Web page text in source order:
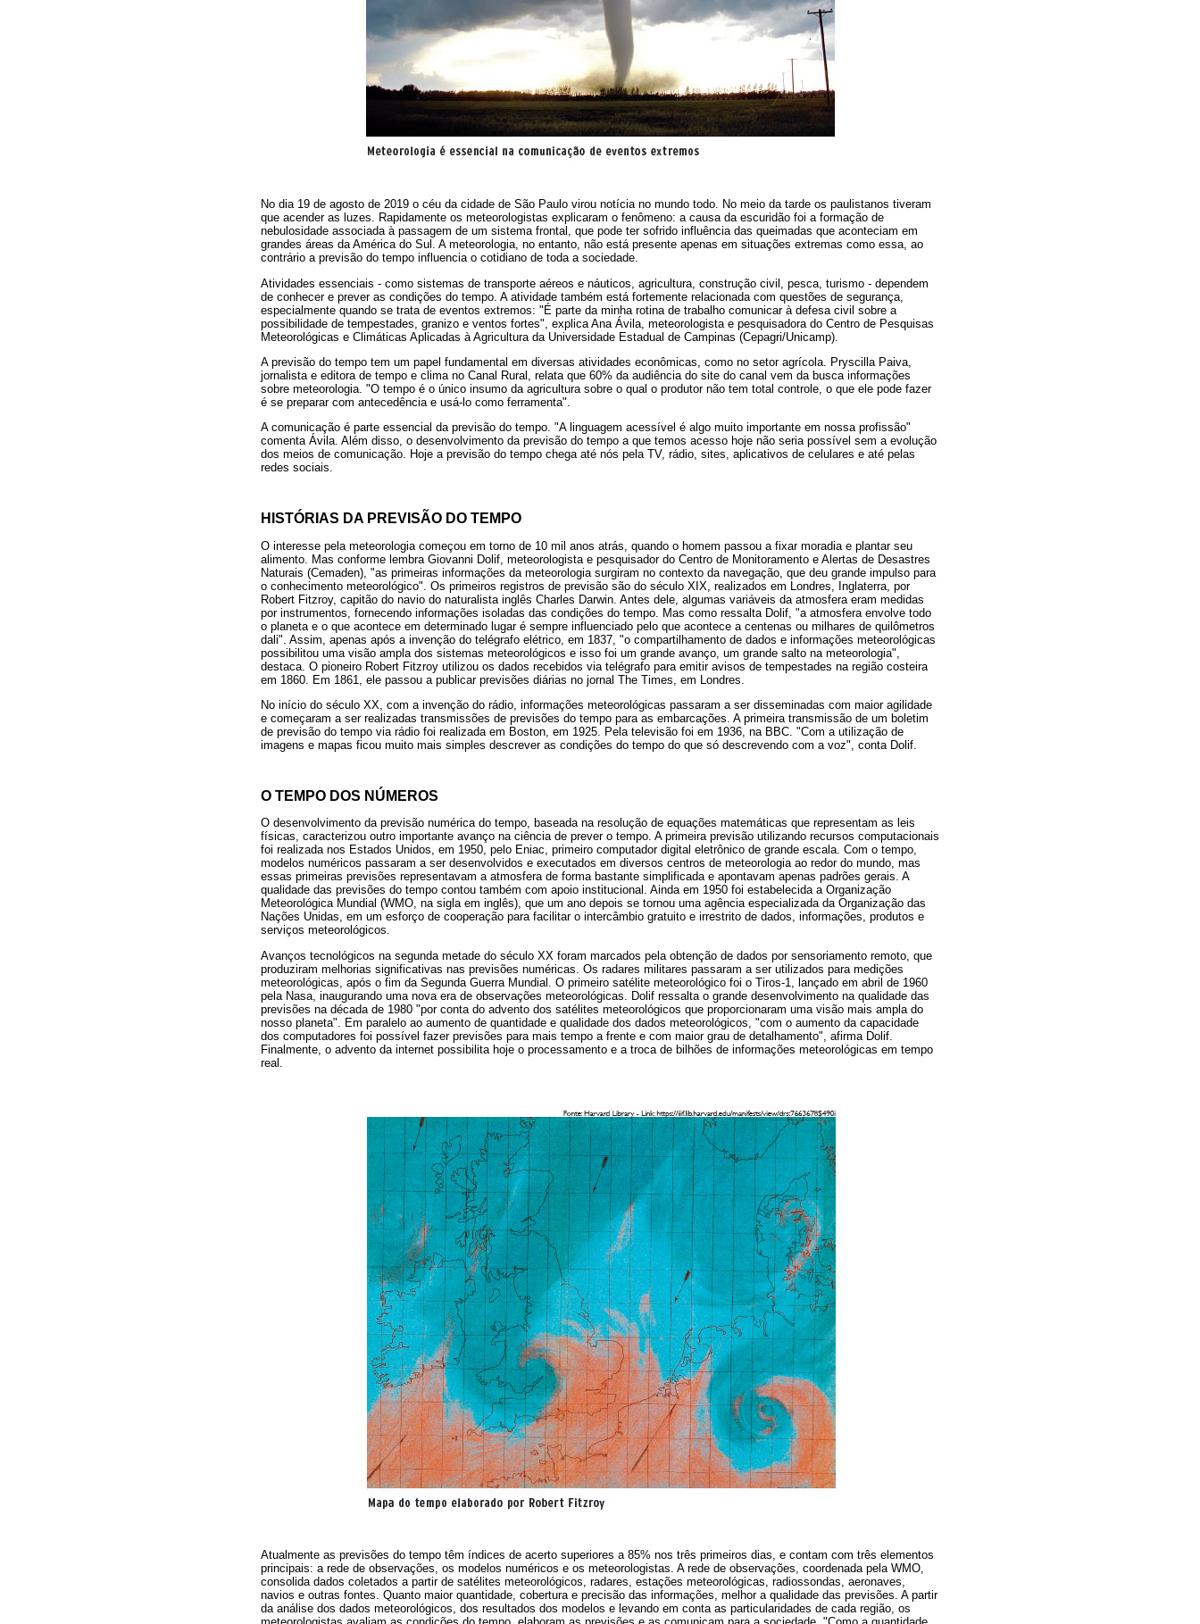
No dia 19 de agosto de 2019 o céu da cidade de São Paulo virou notícia no mundo todo. No meio da tarde os paulistanos tiveram
que acender as luzes. Rapidamente os meteorologistas explicaram o fenômeno: a causa da escuridão foi a formação de
nebulosidade associada à passagem de um sistema frontal, que pode ter sofrido influência das queimadas que aconteciam em
grandes áreas da América do Sul. A meteorologia, no entanto, não está presente apenas em situações extremas como essa, ao
contrário a previsão do tempo influencia o cotidiano de toda a sociedade.
Atividades essenciais - como sistemas de transporte aéreos e náuticos, agricultura, construção civil, pesca, turismo - dependem
de conhecer e prever as condições do tempo. A atividade também está fortemente relacionada com questões de segurança,
especialmente quando se trata de eventos extremos: "É parte da minha rotina de trabalho comunicar à defesa civil sobre a
possibilidade de tempestades, granizo e ventos fortes", explica Ana Ávila, meteorologista e pesquisadora do Centro de Pesquisas
Meteorológicas e Climáticas Aplicadas à Agricultura da Universidade Estadual de Campinas (Cepagri/Unicamp).
A previsão do tempo tem um papel fundamental em diversas atividades econômicas, como no setor agrícola. Pryscilla Paiva,
jornalista e editora de tempo e clima no Canal Rural, relata que 60% da audiência do site do canal vem da busca informações
sobre meteorologia. "O tempo é o único insumo da agricultura sobre o qual o produtor não tem total controle, o que ele pode fazer
é se preparar com antecedência e usá-lo como ferramenta".
A comunicação é parte essencial da previsão do tempo. "A linguagem acessível é algo muito importante em nossa profissão"
comenta Ávila. Além disso, o desenvolvimento da previsão do tempo a que temos acesso hoje não seria possível sem a evolução
dos meios de comunicação. Hoje a previsão do tempo chega até nós pela TV, rádio, sites, aplicativos de celulares e até pelas
redes sociais.
HISTÓRIAS DA PREVISÃO DO TEMPO
O interesse pela meteorologia começou em torno de 10 mil anos atrás, quando o homem passou a fixar moradia e plantar seu
alimento. Mas conforme lembra Giovanni Dolif, meteorologista e pesquisador do Centro de Monitoramento e Alertas de Desastres
Naturais (Cemaden), "as primeiras informações da meteorologia surgiram no contexto da navegação, que deu grande impulso para
o conhecimento meteorológico". Os primeiros registros de previsão são do século XIX, realizados em Londres, Inglaterra, por
Robert Fitzroy, capitão do navio do naturalista inglês Charles Darwin. Antes dele, algumas variáveis da atmosfera eram medidas
por instrumentos, fornecendo informações isoladas das condições do tempo. Mas como ressalta Dolif, "a atmosfera envolve todo
o planeta e o que acontece em determinado lugar é sempre influenciado pelo que acontece a centenas ou milhares de quilômetros
dali". Assim, apenas após a invenção do telégrafo elétrico, em 1837, "o compartilhamento de dados e informações meteorológicas
possibilitou uma visão ampla dos sistemas meteorológicos e isso foi um grande avanço, um grande salto na meteorologia",
destaca. O pioneiro Robert Fitzroy utilizou os dados recebidos via telégrafo para emitir avisos de tempestades na região costeira
em 1860. Em 1861, ele passou a publicar previsões diárias no jornal The Times, em Londres.
No início do século XX, com a invenção do rádio, informações meteorológicas passaram a ser disseminadas com maior agilidade
e começaram a ser realizadas transmissões de previsões do tempo para as embarcações. A primeira transmissão de um boletim
de previsão do tempo via rádio foi realizada em Boston, em 1925. Pela televisão foi em 1936, na BBC. "Com a utilização de
imagens e mapas ficou muito mais simples descrever as condições do tempo do que só descrevendo com a voz", conta Dolif.
O TEMPO DOS NÚMEROS
O desenvolvimento da previsão numérica do tempo, baseada na resolução de equações matemáticas que representam as leis
físicas, caracterizou outro importante avanço na ciência de prever o tempo. A primeira previsão utilizando recursos computacionais
foi realizada nos Estados Unidos, em 1950, pelo Eniac, primeiro computador digital eletrônico de grande escala. Com o tempo,
modelos numéricos passaram a ser desenvolvidos e executados em diversos centros de meteorologia ao redor do mundo, mas
essas primeiras previsões representavam a atmosfera de forma bastante simplificada e apontavam apenas padrões gerais. A
qualidade das previsões do tempo contou também com apoio institucional. Ainda em 1950 foi estabelecida a Organização
Meteorológica Mundial (WMO, na sigla em inglês), que um ano depois se tornou uma agência especializada da Organização das
Nações Unidas, em um esforço de cooperação para facilitar o intercâmbio gratuito e irrestrito de dados, informações, produtos e
serviços meteorológicos.
Avanços tecnológicos na segunda metade do século XX foram marcados pela obtenção de dados por sensoriamento remoto, que
produziram melhorias significativas nas previsões numéricas. Os radares militares passaram a ser utilizados para medições
meteorológicas, após o fim da Segunda Guerra Mundial. O primeiro satélite meteorológico foi o Tiros-1, lançado em abril de 1960
pela Nasa, inaugurando uma nova era de observações meteorológicas. Dolif ressalta o grande desenvolvimento na qualidade das
previsões na década de 1980 "por conta do advento dos satélites meteorológicos que proporcionaram uma visão mais ampla do
nosso planeta". Em paralelo ao aumento de quantidade e qualidade dos dados meteorológicos, "com o aumento da capacidade
dos computadores foi possível fazer previsões para mais tempo a frente e com maior grau de detalhamento", afirma Dolif.
Finalmente, o advento da internet possibilita hoje o processamento e a troca de bilhões de informações meteorológicas em tempo
real.
Atualmente as previsões do tempo têm índices de acerto superiores a 85% nos três primeiros dias, e contam com três elementos
principais: a rede de observações, os modelos numéricos e os meteorologistas. A rede de observações, coordenada pela WMO,
consolida dados coletados a partir de satélites meteorológicos, radares, estações meteorológicas, radiossondas, aeronaves,
navios e outras fontes. Quanto maior quantidade, cobertura e precisão das informações, melhor a qualidade das previsões. A partir
da análise dos dados meteorológicos, dos resultados dos modelos e levando em conta as particularidades de cada região, os